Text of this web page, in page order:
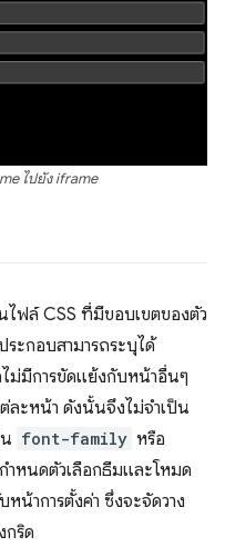
ไปยัง iframe
ฟล์ CSS ที่มีขอบเขตของตัว
ระกอบสามารถระบุได้
ม่มีการขัดแย้งกับหน้าอื่นๆ
ละหน้า ดังนั้นจึงไม่จำเป็น
font-family หรือ
หนดตัวเลือกธีมและโหมด
น้าการตั้งค่า ซึ่งจะจัดวาง
กริด